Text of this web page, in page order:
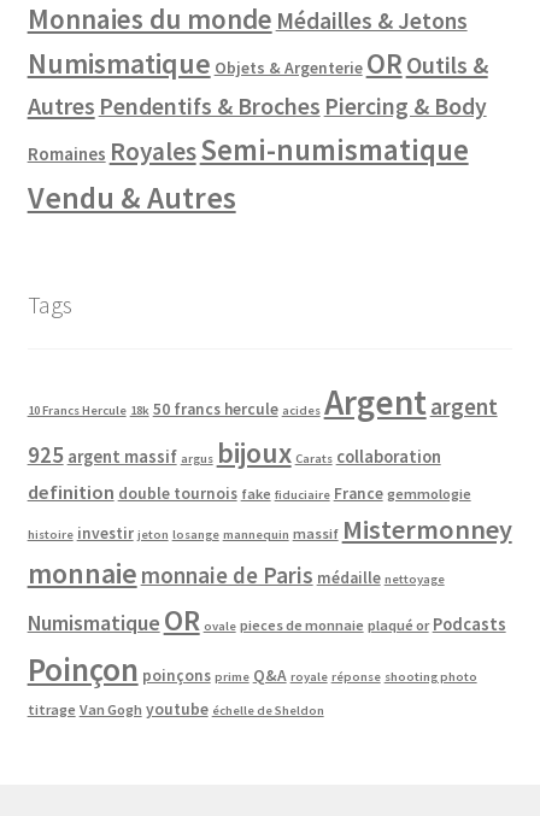
Monnaies du monde Médailles & Jetons
Numismatique Objets & Argenterie OR Outils &
Autres Pendentifs & Broches Piercing & Body
Romaines RoyalesSemi-numismatique
Vendu & Autres
Tags
10 Francs Hercule 18k 50 francs hercule acides Argentargent
925 argent massif argus bijoux Carats collaboration
definition double tournois fake fiduciaire France gemmologie
histoire investir jeton losange mannequin massif Mistermonney
monnaie monnaie de Paris médaille nettoyage
Numismatique OR ovale pieces de monnaie plaqué or Podcasts
Poinçon poinçons prime Q&A royale réponse shooting photo
titrage Van Gogh youtube échelle de Sheldon